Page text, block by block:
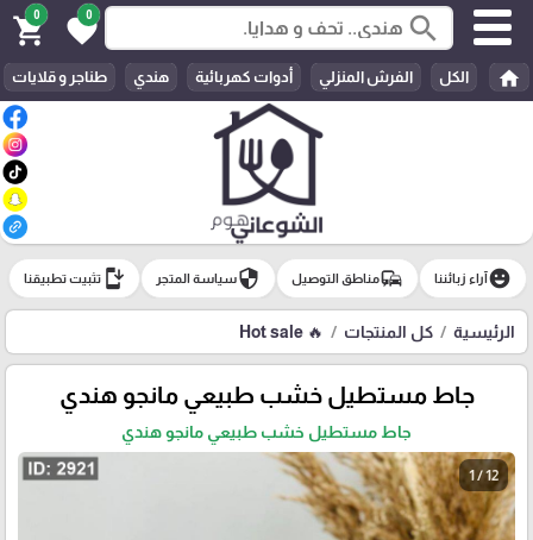
search
0
favorite
0
shopping_cart
home الكل الفرش المنزلي أدوات كهربائية هندي طناجر و قلايات
emoji_emotionsآراء زبائننا commuteمناطق التوصيل securityسياسة المتجر install_mobile تثبيت تطبيقنا
الرئيسية كل المنتجات 🔥 Hot sale
جاط مستطيل خشب طبيعي مانجو هندي
جاط مستطيل خشب طبيعي مانجو هندي
1 / 12